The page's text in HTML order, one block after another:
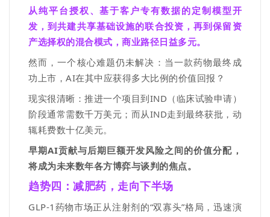
从纯平台授权、基于客户专有数据的定制模型开
发，到共建共享基础设施的联合投资，再到保留资
产选择权的混合模式，商业路径日益多元。
然而，一个核心难题仍未解决：当一款药物最终成
功上市， AI在其中应获得多大比例的价值回报？
现实很清晰：推进一个项目到IND （临床试验申请）
阶段通常需数千万美元；而从IND走到最终获批，动
辄耗费数十亿美元。
早期AI贡献与后期巨额开发风险之间的价值分配，
将成为未来数年各方博弈与谈判的焦点。
趋势四：减肥药 ， 走向下半场
GLP-1 药物市场正从注射剂的“双寡头”格局，迅速演